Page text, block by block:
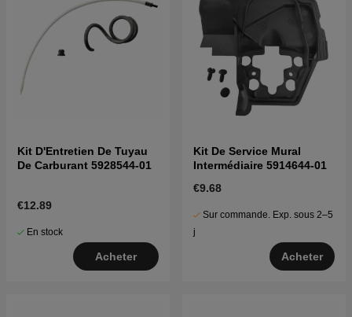
Kit D'Entretien De Tuyau
De Carburant 5928544-01
€12.89
En stock
Acheter
Kit De Service Mural
Intermédiaire 5914644-01
€9.68
Sur commande. Exp. sous 2–5
j
Acheter